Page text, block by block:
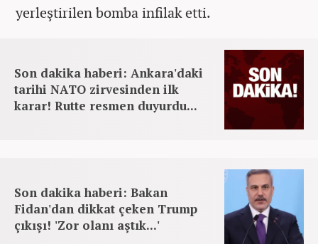
yerleştirilen bomba infilak etti.
Son dakika haberi: Ankara'daki
tarihi NATO zirvesinden ilk
karar! Rutte resmen duyurdu...
Son dakika haberi: Bakan
Fidan'dan dikkat çeken Trump
çıkışı! 'Zor olanı aştık...'